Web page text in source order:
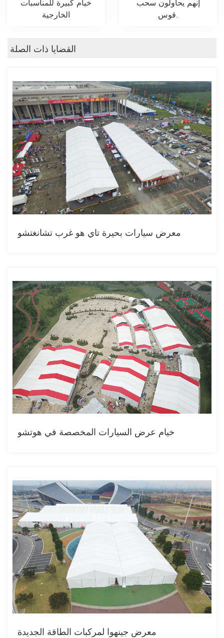
الخارجية
قوس.
القضايا ذات الصلة
معرض سيارات بحيرة تاي هو غرب تشانغتشو
خيام عرض السيارات المخصصة في هوتشو
معرض جينهوا لمركبات الطاقة الجديدة